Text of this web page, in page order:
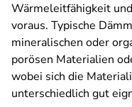
Wärmeleitfähigkeit
voraus. Typische
mineralischen oder
porösen Materialien
wobei sich die
unterschiedlich gut